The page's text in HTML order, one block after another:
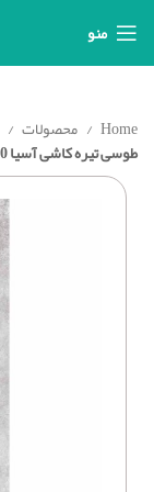
منو
Home محصولات
طوسی تیره کاشی آسیا 120×60 – TALIN